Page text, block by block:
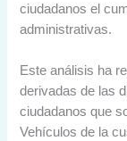
ciudadanos el
administrativas.
Este análisis ha
derivadas de las
ciudadanos que
Vehículos de la